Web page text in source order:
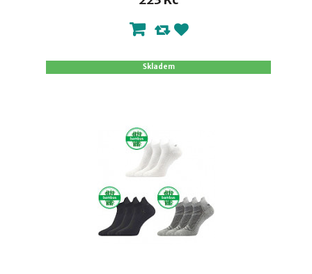
Skladem